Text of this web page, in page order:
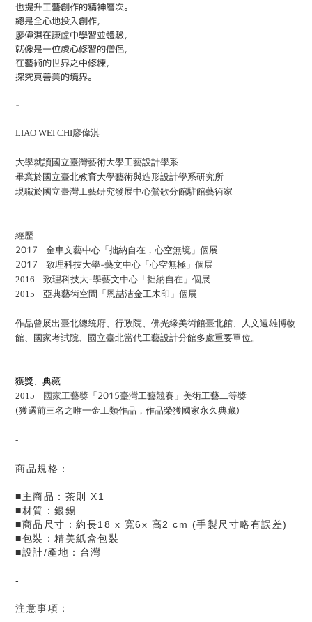
也提升工藝創作的精神層次。
總是全心地投入創作，
廖偉淇在謙虛中學習並體驗，
就像是一位虔心修習的僧侶，
在藝術的世界之中修練，
探究真善美的境界。
-
LIAO WEI CHI廖偉淇
大學就讀國立臺灣藝術大學工藝設計學系
畢業於國立臺北教育大學藝術與造形設計學系研究所
現職於國立臺灣工藝研究發展中心鶯歌分館駐館藝術家
經歷
2017 金車文藝中心「拙納自在，心空無境」個展
2017 致理科技大學-藝文中心「心空無極」個展
2016
致理科技大-學藝文中心「拙納自在」個展
2015
亞典藝術空間「恩喆洁金工木印」個展
作品曾展出臺北總統府、行政院、佛光緣美術館臺北館、人文遠雄博物
館、國家考試院、國立臺北當代工藝設計分館多處重要單位。
獲獎、典藏
2015
國家工藝獎 「 2015臺灣工藝競賽」美術工藝二等獎
(獲選前三名之唯一金工類作品，作品榮獲國家永久典藏)
-
商品規格：
■主商品：茶則 X1
■材質：銀錫
■商品尺寸：約長18 x 寬6x 高2 cm (手製尺寸略有誤差)
■包裝：精美紙盒包裝
■設計/產地：台灣
-
注意事項：